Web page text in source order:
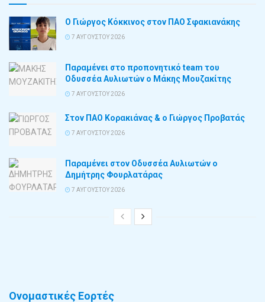
Ο Γιώργος Κόκκινος στον ΠΑΟ Σφακιανάκης
7 ΑΥΓΟΎΣΤΟΥ 2026
Παραμένει στο προπονητικό team του
Οδυσσέα Αυλιωτών ο Μάκης Μουζακίτης
7 ΑΥΓΟΎΣΤΟΥ 2026
Στον ΠΑΟ Κορακιάνας & ο Γιώργος Προβατάς
7 ΑΥΓΟΎΣΤΟΥ 2026
Παραμένει στον Οδυσσέα Αυλιωτών ο
Δημήτρης Φουρλατάρας
7 ΑΥΓΟΎΣΤΟΥ 2026
Ονομαστικές Εορτές